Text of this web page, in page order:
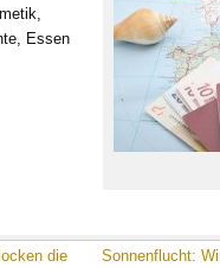
Essen
die
Sonnenflucht: